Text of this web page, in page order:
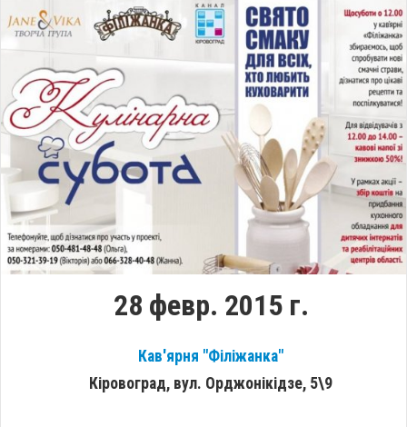
28 февр. 2015 г.
Кав'ярня "Філіжанка"
Кіровоград, вул. Орджонікідзе, 5\9